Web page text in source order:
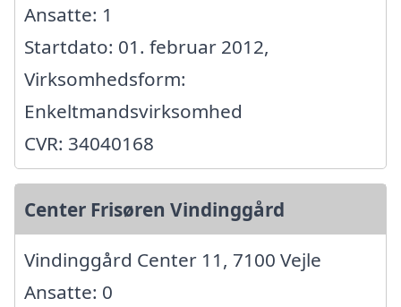
Ansatte: 1
Startdato: 01. februar 2012,
Virksomhedsform:
Enkeltmandsvirksomhed
CVR: 34040168
Center Frisøren Vindinggård
Vindinggård Center 11, 7100 Vejle
Ansatte: 0